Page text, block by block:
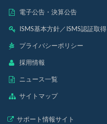
電子公告・決算公告
ISMS基本方針／ISMS認証取得
プライバシーポリシー
採用情報
ニュース一覧
サイトマップ
サポート情報サイト